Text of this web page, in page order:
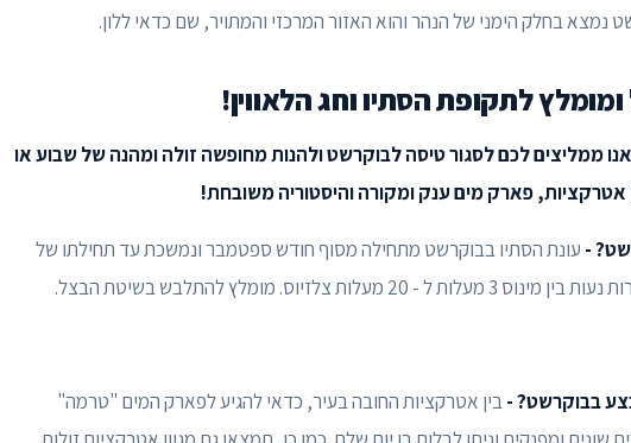
נמצא בחלק הימני של הנהר והוא האזור המרכזי והמתויר, שם כדאי ללון.
לתקופת הסתיו וחג הלאווין!
ממליצים לכם לסגור טיסה לבוקרשט ולהנות מחופשה זולה ומהנה של שבוע או
אטרקציות, פארק מים ענק ומקורה והיסטוריה משובחת!
- עונת הסתיו בבוקרשט מתחילה מסוף חודש ספטמבר ונמשכת עד תחילתו של
מומלץ להתלבש בשיטת הבצל.
בבוקרשט? -בין אטרקציות החובה בעיר, כדאי להגיע לפארק המים "טרמה"